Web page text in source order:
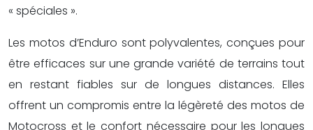
« spéciales ».
Les motos d’Enduro sont polyvalentes, conçues pour
être efficaces sur une grande variété de terrains tout
en restant fiables sur de longues distances. Elles
offrent un compromis entre la légèreté des motos de
Motocross et le confort nécessaire pour les longues